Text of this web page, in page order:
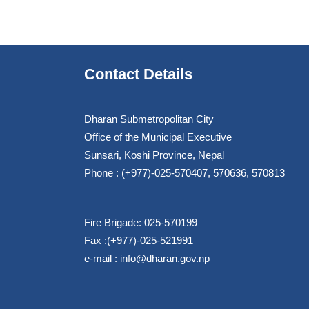
Contact Details
Dharan Submetropolitan City
Office of the Municipal Executive
Sunsari, Koshi Province, Nepal
Phone : (+977)-025-570407, 570636, 570813
Fire Brigade: 025-570199
Fax :(+977)-025-521991
e-mail : info@dharan.gov.np